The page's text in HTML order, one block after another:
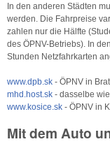
In den anderen Städten
werden. Die Fahrpreise
zahlen nur die Hälfte
des ÖPNV-Betriebs). In
Stunden Netzfahrkarten
www.dpb.sk - ÖPNV in
mhd.host.sk - dasselbe
www.kosice.sk - ÖPNV in
Mit dem Auto